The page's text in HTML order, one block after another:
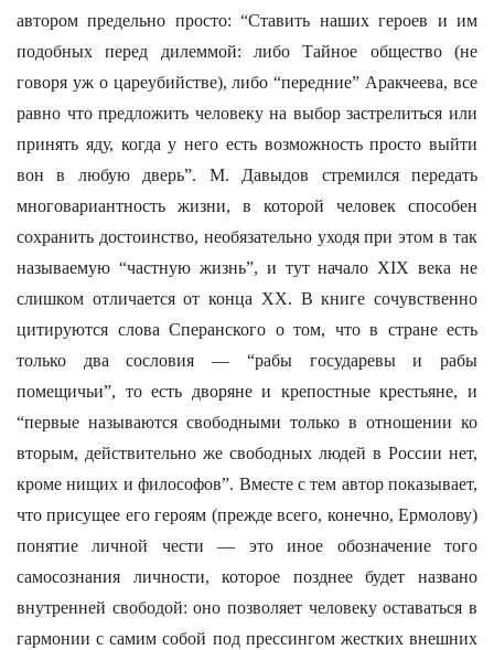
автором предельно просто: “Ставить наших героев и им
подобных перед дилеммой: либо Тайное общество (не
говоря уж о цареубийстве), либо “передние” Аракчеева, все
равно что предложить человеку на выбор застрелиться или
принять яду, когда у него есть возможность просто выйти
вон в любую дверь”. М. Давыдов стремился передать
многовариантность жизни, в которой человек способен
сохранить достоинство, необязательно уходя при этом в так
называемую “частную жизнь”, и тут начало XIX века не
слишком отличается от конца XX. В книге сочувственно
цитируются слова Сперанского о том, что в стране есть
только два сословия — “рабы государевы и рабы
помещичьи”, то есть дворяне и крепостные крестьяне, и
“первые называются свободными только в отношении ко
вторым, действительно же свободных людей в России нет,
кроме нищих и философов”. Вместе с тем автор показывает,
что присущее его героям (прежде всего, конечно, Ермолову)
понятие личной чести — это иное обозначение того
самосознания личности, которое позднее будет названо
внутренней свободой: оно позволяет человеку оставаться в
гармонии с самим собой под прессингом жестких внешних